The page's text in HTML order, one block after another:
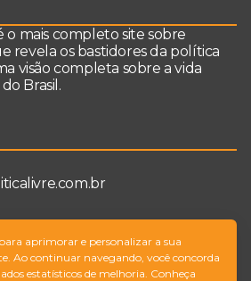
o mais completo site sobre
revela os bastidores da política
visão completa sobre a vida
Brasil.
aprimorar e personalizar a sua
Ao continuar navegando, você concorda
estatísticos de melhoria. Conheça